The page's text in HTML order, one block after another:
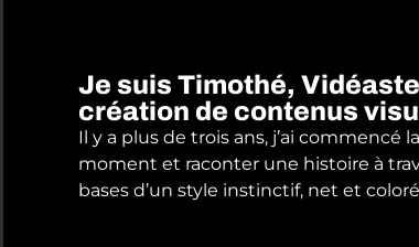
Je suis Timothé,
création de contenus
Il y a plus de trois ans, j’ai commencé
moment et raconter une histoire à
bases d’un style instinctif, net et